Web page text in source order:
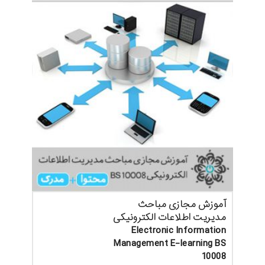
آموزش مجازی مباحث
مدیریت اطلاعات الکترونیکی
Electronic Information
Management E-learning BS
10008